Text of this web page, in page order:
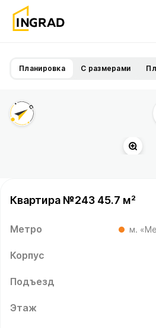
Планировка С размерами
Квартира №243 45.7 м²
Метро м.
Корпус
Подъезд
Этаж